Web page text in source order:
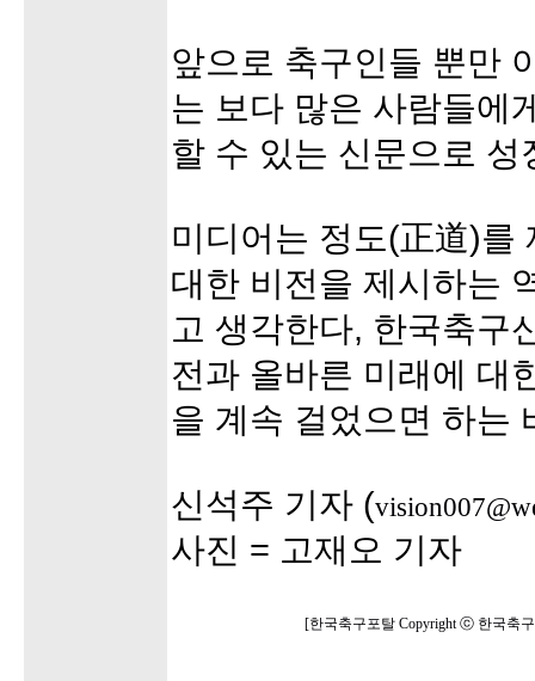
앞으로 축구인들 뿐만
는 보다 많은 사람들에
할 수 있는 신문으로 성
미디어는 정도(正道)를
대한 비전을 제시하는
고 생각한다, 한국축구
전과 올바른 미래에 대
을 계속 걸었으면 하는
신석주 기자 (
사진 = 고재오 기자
[한국축구포탈 Copyright ⓒ 한국축